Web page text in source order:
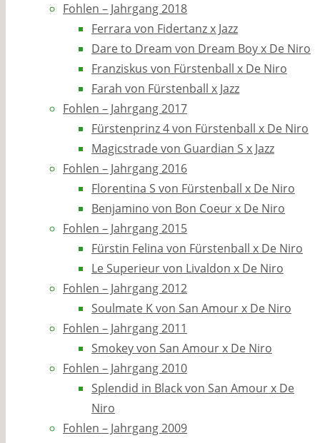
Fohlen – Jahrgang 2018
Ferrara von Fidertanz x Jazz
Dare to Dream von Dream Boy x De Niro
Franziskus von Fürstenball x De Niro
Farah von Fürstenball x Jazz
Fohlen – Jahrgang 2017
Fürstenprinz 4 von Fürstenball x De Niro
Magicstrade von Guardian S x Jazz
Fohlen – Jahrgang 2016
Florentina S von Fürstenball x De Niro
Benjamino von Bon Coeur x De Niro
Fohlen – Jahrgang 2015
Fürstin Felina von Fürstenball x De Niro
Le Superieur von Livaldon x De Niro
Fohlen – Jahrgang 2012
Soulmate K von San Amour x De Niro
Fohlen – Jahrgang 2011
Smokey von San Amour x De Niro
Fohlen – Jahrgang 2010
Splendid in Black von San Amour x De
Niro
Fohlen – Jahrgang 2009